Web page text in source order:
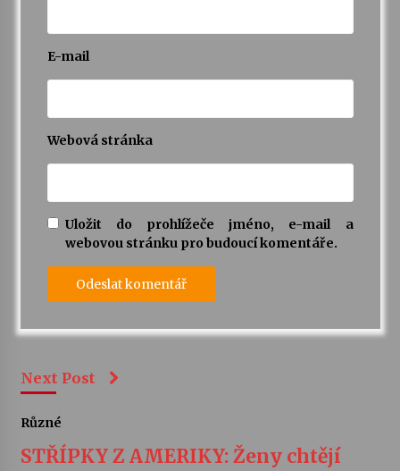
E-mail
Webová stránka
Uložit do prohlížeče jméno, e-mail a
webovou stránku pro budoucí komentáře.
Next Post
Různé
STŘÍPKY Z AMERIKY: Ženy chtějí